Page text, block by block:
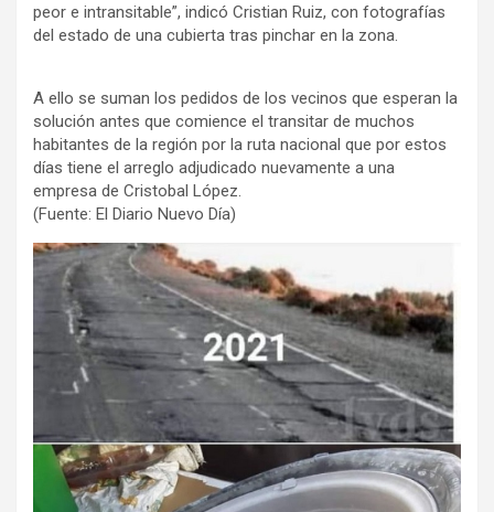
peor e intransitable”, indicó Cristian Ruiz, con fotografías
del estado de una cubierta tras pinchar en la zona.
A ello se suman los pedidos de los vecinos que esperan la
solución antes que comience el transitar de muchos
habitantes de la región por la ruta nacional que por estos
días tiene el arreglo adjudicado nuevamente a una
empresa de Cristobal López.
(Fuente: El Diario Nuevo Día)